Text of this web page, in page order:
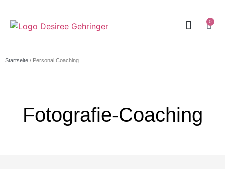
0
Startseite / Personal Coaching
Fotografie-Coaching